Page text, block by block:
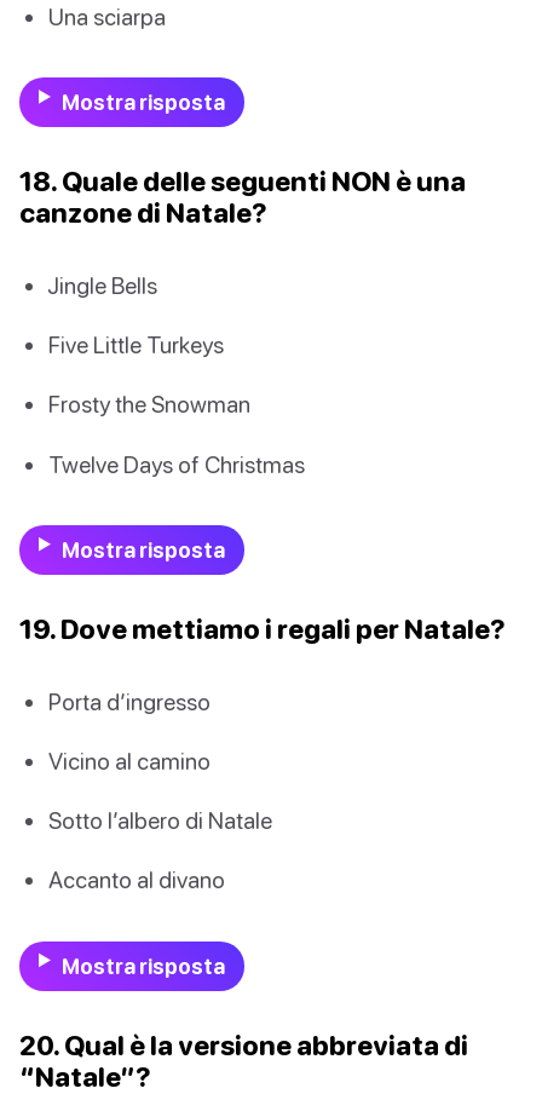
Una sciarpa
Mostra risposta
18. Quale delle seguenti NON è una
canzone di Natale?
Jingle Bells
Five Little Turkeys
Frosty the Snowman
Twelve Days of Christmas
Mostra risposta
19. Dove mettiamo i regali per Natale?
Porta d’ingresso
Vicino al camino
Sotto l’albero di Natale
Accanto al divano
Mostra risposta
20. Qual è la versione abbreviata di
“Natale”?